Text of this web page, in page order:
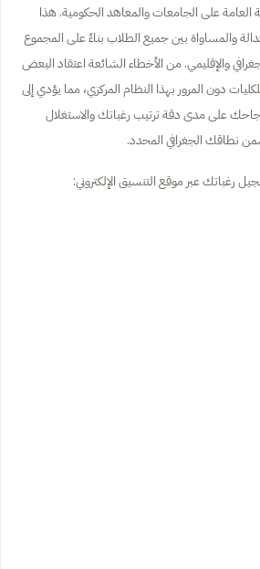
العامة على الجامعات والمعاهد الحكومية. هذا
والمساواة بين جميع الطلاب بناءً على المجموع
والإقليمي. من الأخطاء الشائعة اعتقاد البعض
دون المرور بهذا النظام المركزي، مما يؤدي إلى
على مدى دقة ترتيب رغباتك والاستغلال
نطاقك الجغرافي المحدد.
رغباتك عبر موقع التنسيق الإلكتروني: